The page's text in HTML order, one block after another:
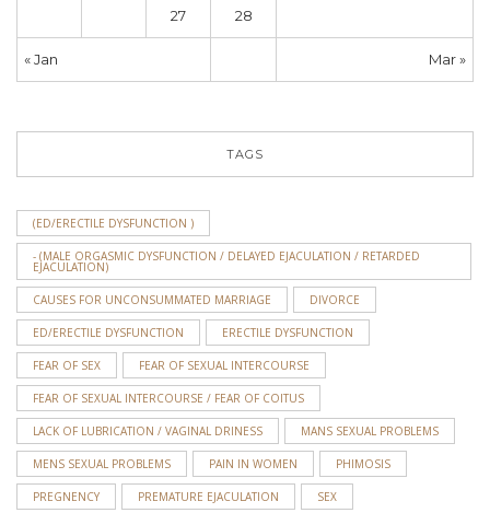
« Jan Mar »
27 28
TAGS
(ED/ERECTILE DYSFUNCTION )
- (MALE ORGASMIC DYSFUNCTION / DELAYED EJACULATION / RETARDED
EJACULATION)
CAUSES FOR UNCONSUMMATED MARRIAGE DIVORCE
ED/ERECTILE DYSFUNCTION ERECTILE DYSFUNCTION
FEAR OF SEX FEAR OF SEXUAL INTERCOURSE
FEAR OF SEXUAL INTERCOURSE / FEAR OF COITUS
LACK OF LUBRICATION / VAGINAL DRINESS MANS SEXUAL PROBLEMS
MENS SEXUAL PROBLEMS PAIN IN WOMEN PHIMOSIS
PREGNENCY PREMATURE EJACULATION SEX